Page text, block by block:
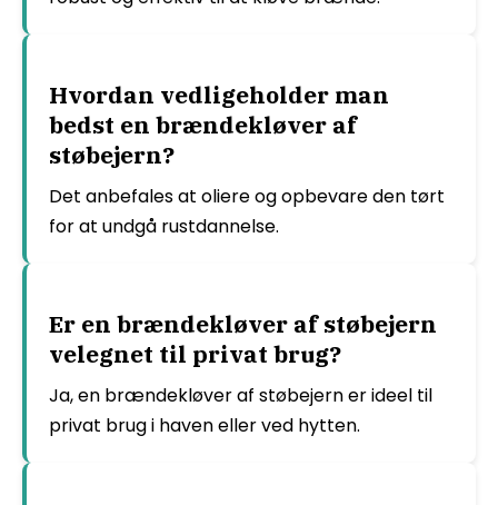
Hvordan vedligeholder man
bedst en brændekløver af
støbejern?
Det anbefales at oliere og opbevare den tørt
for at undgå rustdannelse.
Er en brændekløver af støbejern
velegnet til privat brug?
Ja, en brændekløver af støbejern er ideel til
privat brug i haven eller ved hytten.